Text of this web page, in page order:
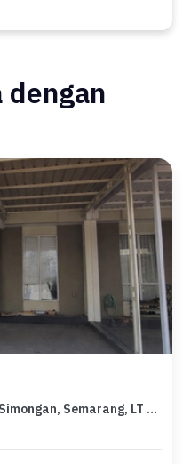
Properti Siap Pakai di Kawasan Simongan, Semarang, LT 96m²